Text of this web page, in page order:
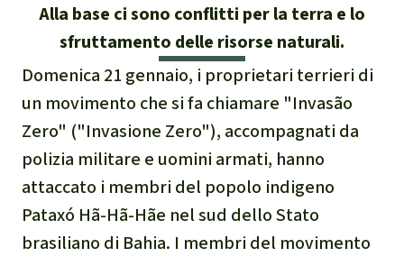
Landgrabbing
Difensori e Difensore
MDL
Soia
Chimalapas
Indonesia
Alla base ci sono conflitti per la terra e lo
sfruttamento delle risorse naturali.
Domenica 21 gennaio, i proprietari terrieri di
un movimento che si fa chiamare "Invasão
Zero" ("Invasione Zero"), accompagnati da
polizia militare e uomini armati, hanno
attaccato i membri del popolo indigeno
Pataxó Hã-Hã-Hãe nel sud dello Stato
brasiliano di Bahia. I membri del movimento